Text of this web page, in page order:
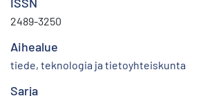
2489-3250
Aihealue
tiede, teknologia ja tietoyhteiskunta
Sarja